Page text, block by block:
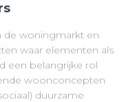
de woningmarkt en
waar elementen als
een belangrijke rol
woonconcepten
duurzame